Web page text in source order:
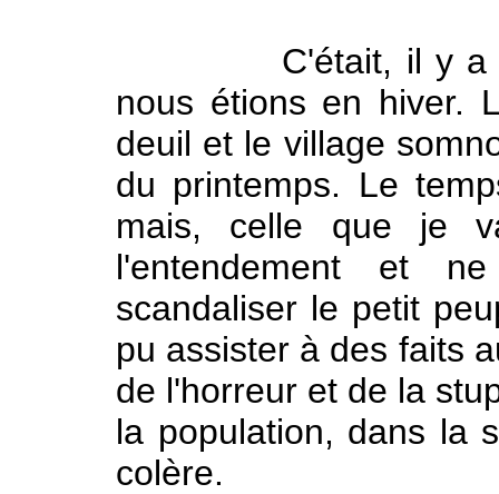
C'était, il y a bien
nous étions en hiver.
deuil et le village
du printemps. Le
mais, celle que je
l'entendement et
scandaliser le petit
pu assister à des faits
de l'horreur et de la
la population, dans la
colère.